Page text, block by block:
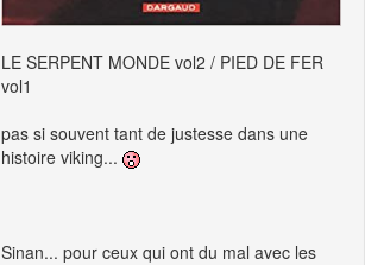
LE SERPENT MONDE vol2 / PIED DE FER
vol1
pas si souvent tant de justesse dans une
histoire viking...
Sinan... pour ceux qui ont du mal avec les